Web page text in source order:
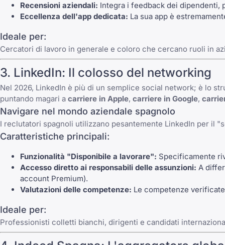
Recensioni aziendali: Integra i feedback dei dipendenti,
Eccellenza dell'app dedicata: La sua app è
Ideale per:
Cercatori di lavoro in generale e coloro che cercano ruoli in
3. LinkedIn: Il colosso del networking
Nel 2026, LinkedIn è più di un semplice social network; è lo
puntando magari a carriere in Apple, carriere in Google,
Navigare nel mondo aziendale spagnolo
I reclutatori spagnoli utilizzano pesantemente LinkedIn per il
Caratteristiche principali:
Funzionalità "Disponibile a lavorare": Specificamente
Accesso diretto ai responsabili delle assunzioni: A
account Premium).
Valutazioni delle competenze: Le competenze
Ideale per:
Professionisti colletti bianchi, dirigenti e candidati